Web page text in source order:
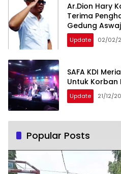
Ar.Dion Hary
Terima
Gedung
Update 02/02/
SAFA KDI
Untuk Korban
Update 21/12/
Popular Posts